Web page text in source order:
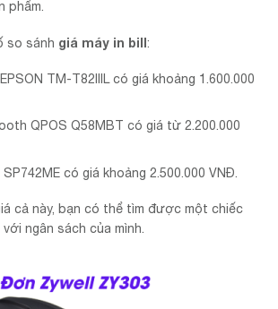
phẩm.
so sánh giá máy in bill:
TM-T82IIIL có giá khoảng 1.600.000
QPOS Q58MBT có giá từ 2.200.000
có giá khoảng 2.500.000 VNĐ.
cả này, bạn có thể tìm được một chiếc
ngân sách của mình.